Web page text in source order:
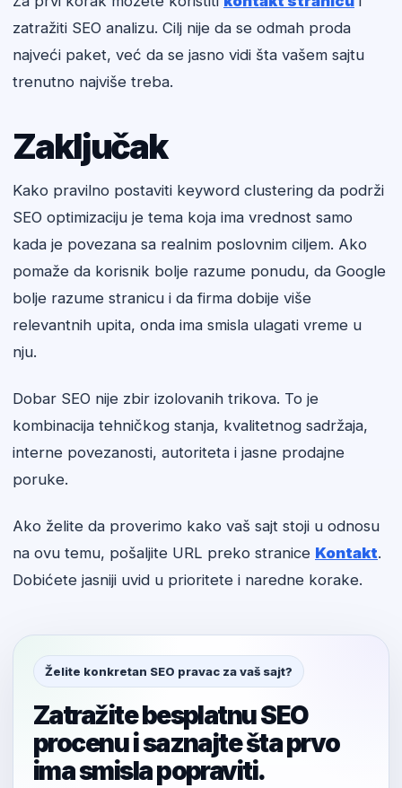
zatražiti SEO analizu. Cilj nije da se odmah proda
najveći paket, već da se jasno vidi šta vašem sajtu
trenutno najviše treba.
Zaključak
Kako pravilno postaviti keyword clustering da podrži
SEO optimizaciju je tema koja ima vrednost samo
kada je povezana sa realnim poslovnim ciljem. Ako
pomaže da korisnik bolje razume ponudu, da Google
bolje razume stranicu i da firma dobije više
relevantnih upita, onda ima smisla ulagati vreme u
nju.
Dobar SEO nije zbir izolovanih trikova. To je
kombinacija tehničkog stanja, kvalitetnog sadržaja,
interne povezanosti, autoriteta i jasne prodajne
poruke.
Ako želite da proverimo kako vaš sajt stoji u odnosu
na ovu temu, pošaljite URL preko stranice Kontakt.
Dobićete jasniji uvid u prioritete i naredne korake.
Želite konkretan SEO pravac za vaš sajt?
Zatražite besplatnu SEO
procenu i saznajte šta prvo
ima smisla popraviti.